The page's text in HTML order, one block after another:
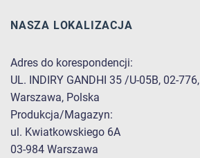
NASZA LOKALIZACJA
Adres do korespondencji:
UL. INDIRY GANDHI 35 /U-05B, 02-776,
Warszawa, Polska
Produkcja/Magazyn:
ul. Kwiatkowskiego 6A
03-984 Warszawa